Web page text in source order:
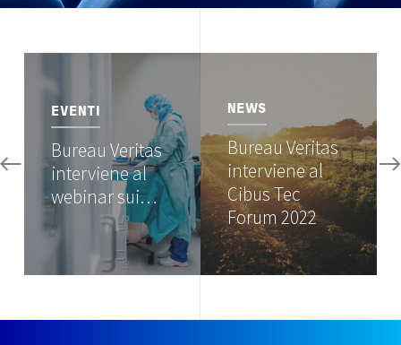
EVENTI
Bureau Veritas
interviene al
webinar sui…
NEWS
Bureau Veritas
interviene al
Cibus Tec
Forum 2022